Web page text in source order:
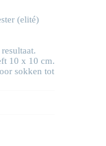
(elité)
10 x 10 cm.
sokken tot